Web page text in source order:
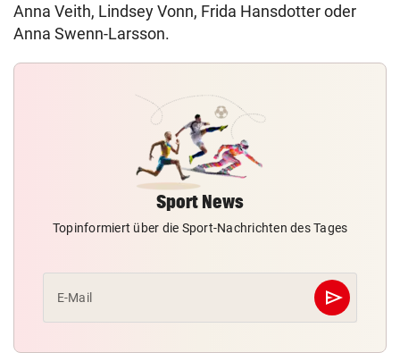
Anna Veith, Lindsey Vonn, Frida Hansdotter oder
Anna Swenn-Larsson.
Sport News
Topinformiert über die Sport-Nachrichten des Tages
E-Mail send
Abschicken